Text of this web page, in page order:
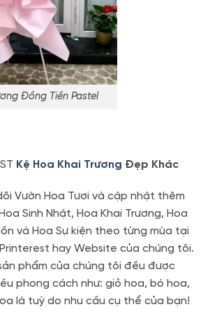
Đồng Tiền Pastel
Kệ Hoa Khai Trương Đẹp Khác
Vườn Hoa Tươi và cập nhật thêm
Sinh Nhật, Hoa Khai Trương, Hoa
và Hoa Sự kiện theo từng mùa tại
hay Website của chúng tôi.
phẩm của chúng tôi đều được
phong cách như: giỏ hoa, bó hoa,
là tuỳ do nhu cầu cụ thể của bạn!